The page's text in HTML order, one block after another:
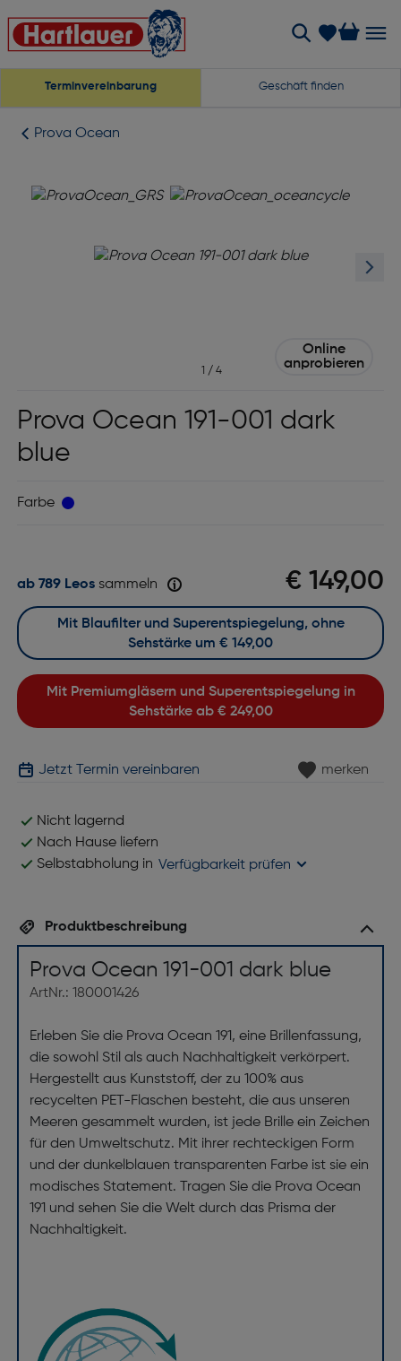
Terminvereinbarung Geschäft finden
Prova Ocean
1 / 4
Online
anprobieren
Prova Ocean 191-001 dark
blue
Farbe
€ 149,00
ab 789 Leossammeln
Mit Premiumgläsern und Superentspiegelung in
Sehstärke ab € 249,00
Mit Blaufilter und Superentspiegelung, ohne
Sehstärke um € 149,00
Jetzt Termin vereinbaren merken
Nicht lagernd
Nach Hause liefern
Selbstabholung in Verfügbarkeit prüfen
Produktbeschreibung
Prova Ocean 191-001 dark blue
ArtNr.: 180001426
Erleben Sie die Prova Ocean 191, eine Brillenfassung,
die sowohl Stil als auch Nachhaltigkeit verkörpert.
Hergestellt aus Kunststoff, der zu 100% aus
recycelten PET-Flaschen besteht, die aus unseren
Meeren gesammelt wurden, ist jede Brille ein Zeichen
für den Umweltschutz. Mit ihrer rechteckigen Form
und der dunkelblauen transparenten Farbe ist sie ein
modisches Statement. Tragen Sie die Prova Ocean
191 und sehen Sie die Welt durch das Prisma der
Nachhaltigkeit.